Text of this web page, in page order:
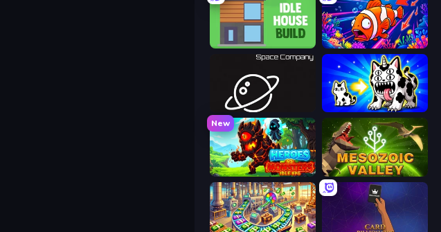
Idle House Build Fish Catch Idle
Space Company Strange Cats
New
Heroes vs Monsters: Idle RPG Cell to Singularity: Mesozoic Valley